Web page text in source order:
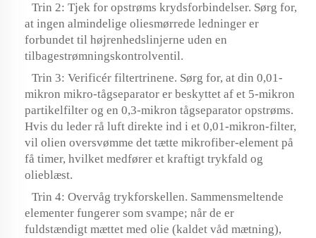
Trin 2: Tjek for opstrøms krydsforbindelser. Sørg for,
at ingen almindelige oliesmørrede ledninger er
forbundet til højrenhedslinjerne uden en
tilbagestrømningskontrolventil.
Trin 3: Verificér filtertrinene. Sørg for, at din 0,01-
mikron mikro-tågseparator er beskyttet af et 5-mikron
partikelfilter og en 0,3-mikron tågseparator opstrøms.
Hvis du leder rå luft direkte ind i et 0,01-mikron-filter,
vil olien oversvømme det tætte mikrofiber-element på
få timer, hvilket medfører et kraftigt trykfald og
olieblæst.
Trin 4: Overvåg trykforskellen. Sammensmeltende
elementer fungerer som svampe; når de er
fuldstændigt mættet med olie (kaldet våd mætning),